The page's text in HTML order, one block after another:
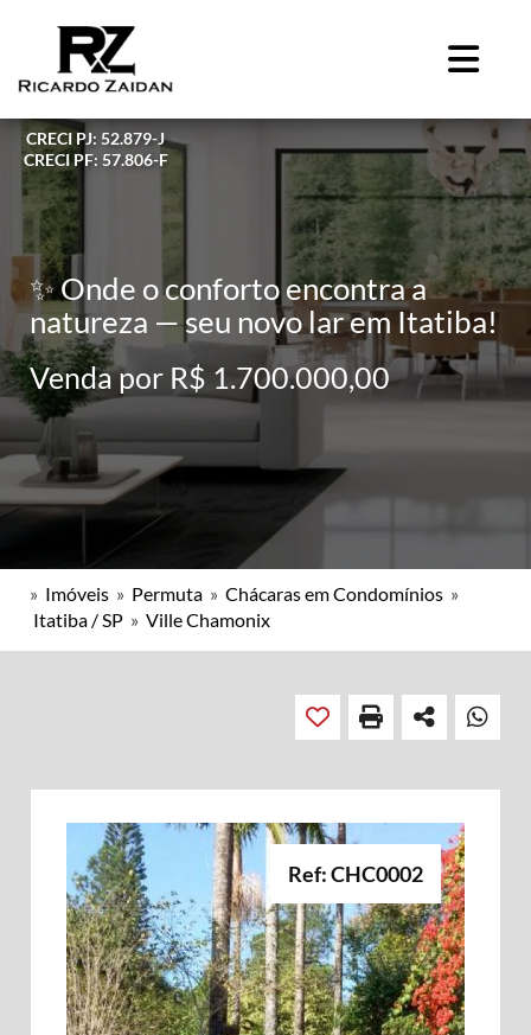
CRECI PJ: 52.879-J
CRECI PF: 57.806-F
✨ Onde o conforto encontra a
natureza — seu novo lar em Itatiba!
Venda por R$ 1.700.000,00
» Imóveis » Permuta » Chácaras em Condomínios »
Itatiba / SP » Ville Chamonix
Ref: CHC0002